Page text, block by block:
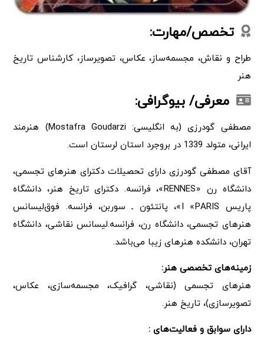
تخصص/مهارت:
طراح و نقاش، مجسمه‌ساز، عکاس، تصویرساز، کارشناس تاریخ
هنر
معرفی/ بیوگرافی:
مصطفی گودرزی (به انگلیسی: Mostafra Goudarzi) هنرمند
ایرانی، متولد 1339 در بروجرد استان لرستان است.
آقای مصطفی گودرزی دارای تحصیلات دکترای هنرهای تجسمی،
دانشگاه رن «RENNES»، فرانسه. دکترای تاریخ هنر، دانشگاه
پاریس I «PARIS»، پانتئون ـ سوربن، فرانسه. فوق‌لیسانس
هنرهای تجسمی، دانشگاه رن، فرانسه.لیسانس نقاشی، دانشگاه
تهران، دانشکده هنرهای زیبا می‌باشد.
زمینه‌های تخصصی هنر:
هنرهای تجسمی (نقاشی، گرافیک، مجسمه‌سازی، عکاس،
تصویرسازی)، تاریخ هنر.
دارای سوابق و فعالیت‌های :